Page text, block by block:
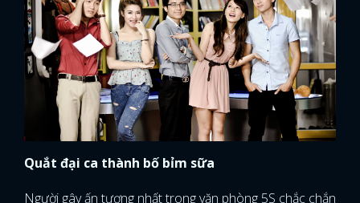
Quắt đại ca thành bố bỉm sữa
Người gây ấn tượng nhất trong văn phòng 5S chắc chắn